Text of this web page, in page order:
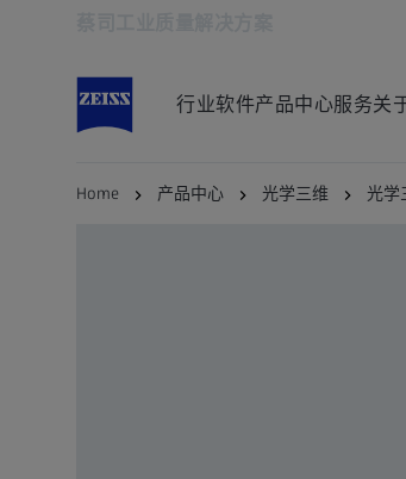
行业软件产品中心服务关
Home 产品中心 光学三维 光学